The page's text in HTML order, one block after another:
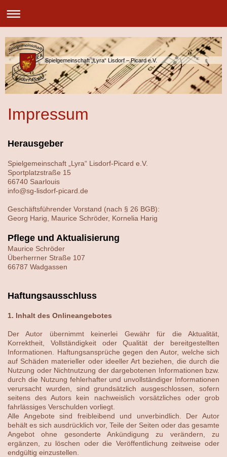
Spielgemeinschaft „Lyra“ Lisdorf – Picard e.V.
Impressum
Herausgeber
Spielgemeinschaft „Lyra“ Lisdorf-Picard e.V.
Sportplatzstraße 15
66740 Saarlouis
info@sg-lisdorf-picard.de
Geschäftsführender Vorstand (nach § 26 BGB):
Georg Harig, Maurice Schröder, Kornelia Harig
Pflege und Aktualisierung
Maurice Schröder
Überherrner Straße 107
66787 Wadgassen
Haftungsausschluss
1. Inhalt des Onlineangebotes
Der Autor übernimmt keinerlei Gewähr für die Aktualität,
Korrektheit, Vollständigkeit oder Qualität der bereitgestellten
Informationen. Haftungsansprüche gegen den Autor, welche sich
auf Schäden materieller oder ideeller Art beziehen, die durch die
Nutzung oder Nichtnutzung der dargebotenen Informationen bzw.
durch die Nutzung fehlerhafter und unvollständiger Informationen
verursacht wurden, sind grundsätzlich ausgeschlossen, sofern
seitens des Autors kein nachweislich vorsätzliches oder grob
fahrlässiges Verschulden vorliegt.
Alle Angebote sind freibleibend und unverbindlich. Der Autor
behält es sich ausdrücklich vor, Teile der Seiten oder das gesamte
Angebot ohne gesonderte Ankündigung zu verändern, zu
ergänzen, zu löschen oder die Veröffentlichung zeitweise oder
endgültig einzustellen.